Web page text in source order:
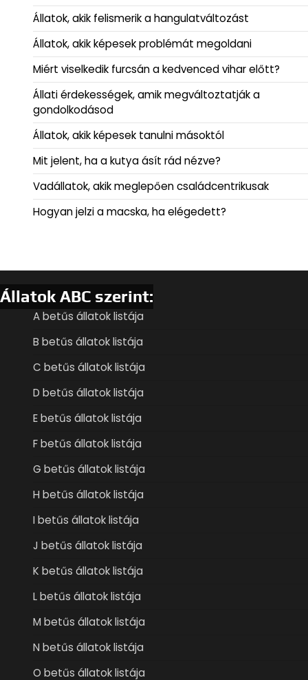
Állatok, akik felismerik a hangulatváltozást
Állatok, akik képesek problémát megoldani
Miért viselkedik furcsán a kedvenced vihar előtt?
Állati érdekességek, amik megváltoztatják a
gondolkodásod
Állatok, akik képesek tanulni másoktól
Mit jelent, ha a kutya ásít rád nézve?
Vadállatok, akik meglepően családcentrikusak
Hogyan jelzi a macska, ha elégedett?
Állatok ABC szerint:
A betűs állatok listája
B betűs állatok listája
C betűs állatok listája
D betűs állatok listája
E betűs állatok listája
F betűs állatok listája
G betűs állatok listája
H betűs állatok listája
I betűs állatok listája
J betűs állatok listája
K betűs állatok listája
L betűs állatok listája
M betűs állatok listája
N betűs állatok listája
O betűs állatok listája